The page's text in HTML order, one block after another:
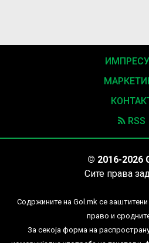
RSS
© 2016-2026
Сите права
Содржините на Gol.mk се
право и
За секоја форма на